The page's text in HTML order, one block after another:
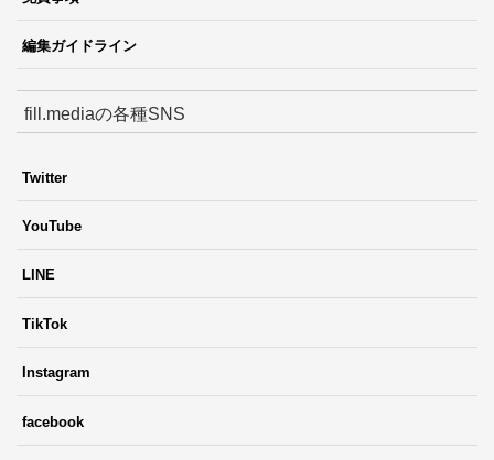
編集ガイドライン
fill.mediaの各種SNS
Twitter
YouTube
LINE
TikTok
Instagram
facebook